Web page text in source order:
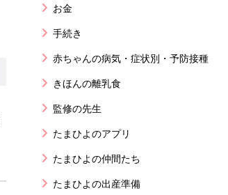
お金
手続き
赤ちゃんの病気・症状別・予防接種
きほんの離乳食
監修の先生
たまひよのアプリ
たまひよの仲間たち
たまひよの出産準備